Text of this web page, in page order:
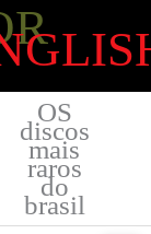
OS
discos
mais
raros
do
brasil